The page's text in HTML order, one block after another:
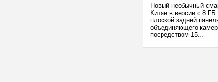
Новый необычный
Китае в версии с 8
плоской задней
объединяющего
посредством 15...